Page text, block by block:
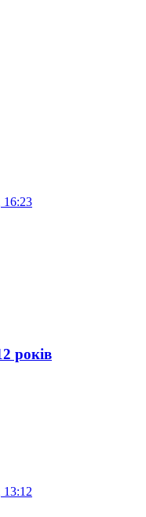
16:23
років
13:12